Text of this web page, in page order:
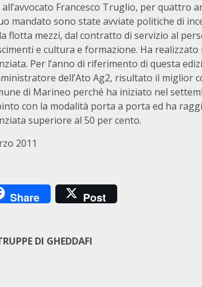
Francesco Truglio, per quattro
mandato sono state avviate politiche di
flotta mezzi, dal contratto di servizio al
e cultura e formazione. Ha
Per l’anno di riferimento di questa
dell’Ato Ag2, risultato il miglior
di Marineo perché ha iniziato nel
con la modalità porta a porta ed ha
superiore al 50 per cento.
2011
Share Post
DI GHEDDAFI